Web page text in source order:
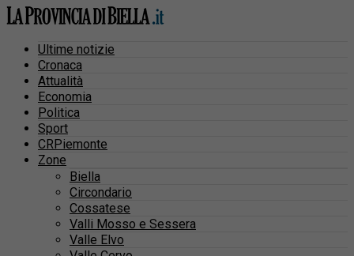
Ultime notizie
Cronaca
Attualità
Economia
Politica
Sport
CRPiemonte
Zone
Biella
Circondario
Cossatese
Valli Mosso e Sessera
Valle Elvo